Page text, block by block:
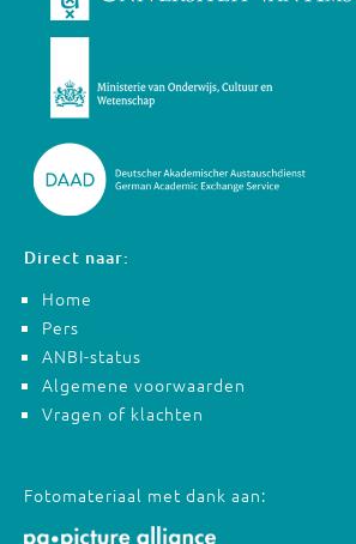
Direct naar:
Home
Pers
ANBI-status
Algemene voorwaarden
Vragen of klachten
Fotomateriaal met dank aan: